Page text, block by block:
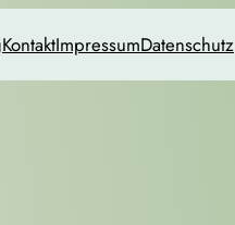
KontaktImpressumDatenschutz